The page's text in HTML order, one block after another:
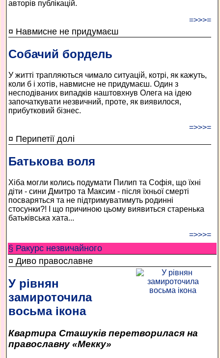
авторів публікацій.
=>>>=
¤ Навмисне не придумаєш
Собачий бордель
У житті трапляються чимало ситуацій, котрі, як кажуть,
коли б і хотів, навмисне не придумаєш. Один з
несподіваних випадків наштовхнув Олега на ідею
започаткувати незвичний, проте, як виявилося,
прибутковий бізнес.
=>>>=
¤ Перипетії долі
Батькова воля
Хіба могли колись подумати Пилип та Софія, що їхні
діти - сини Дмитро та Максим - після їхньої смерті
посваряться та не підтримуватимуть родинні
стосунки?! І що причиною цьому виявиться старенька
батьківська хата...
=>>>=
§ Ракурс незвичайного
¤ Диво православне
У рівнян
замироточила
восьма ікона
Квартира Сташуків перетворилася на
православну «Мекку»